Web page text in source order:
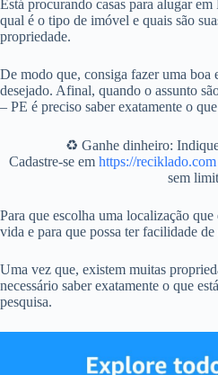
Está procurando casas para alugar
qual é o tipo de imóvel e quais são
propriedade.
De modo que, consiga fazer uma boa
desejado. Afinal, quando o assunto
– PE é preciso saber exatamente o
♻️ Ganhe dinheiro:
Cadastre-se em https://reciklado.com
sem
Para que escolha uma localização
vida e para que possa ter facilidade
Uma vez que, existem muitas
necessário saber exatamente o que
pesquisa.